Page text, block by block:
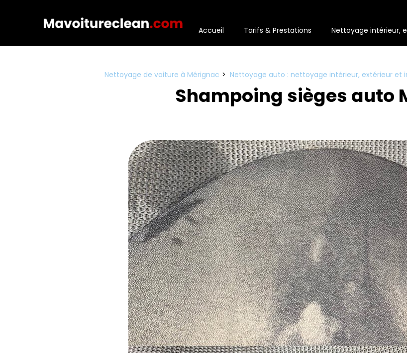
Accueil Tarifs & Prestations Nettoyage intérieur,
Nettoyage de voiture à Mérignac Nettoyage auto : nettoyage intérieur, extérieur et
Shampoing sièges auto